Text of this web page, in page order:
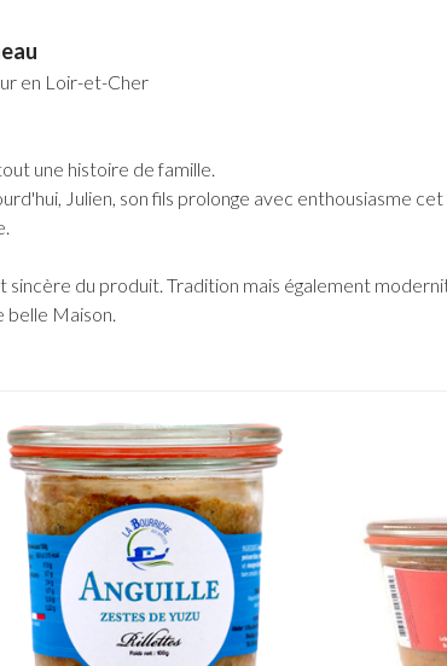
en Loir-et-Cher
une histoire de famille.
Julien, son fils prolonge avec enthousiasme
sincère du produit. Tradition mais également
belle Maison.